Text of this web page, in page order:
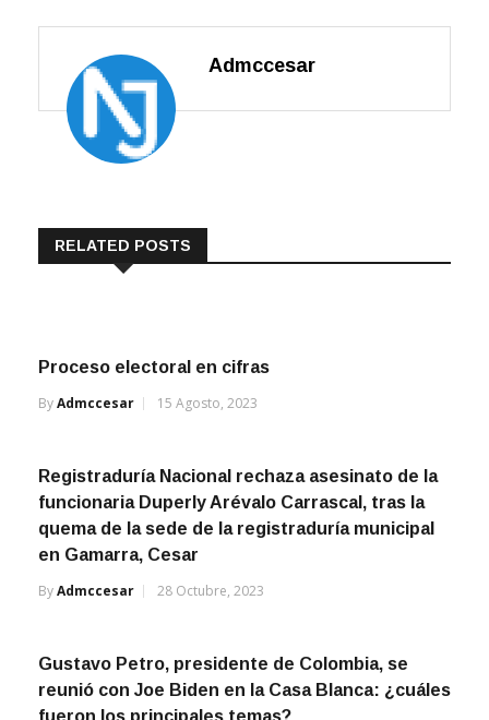
Admccesar
RELATED POSTS
Proceso electoral en cifras
ByAdmccesar 15 Agosto, 2023
Registraduría Nacional rechaza asesinato de la
funcionaria Duperly Arévalo Carrascal, tras la
quema de la sede de la registraduría municipal
en Gamarra, Cesar
ByAdmccesar 28 Octubre, 2023
Gustavo Petro, presidente de Colombia, se
reunió con Joe Biden en la Casa Blanca: ¿cuáles
fueron los principales temas?